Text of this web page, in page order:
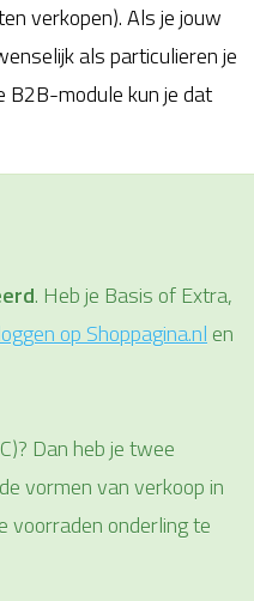
verkopen). Als je jouw
als particulieren je
B2B-module kun je dat
. Heb je Basis of Extra,
op Shoppagina.nl en
Dan heb je twee
vormen van verkoop in
voorraden onderling te